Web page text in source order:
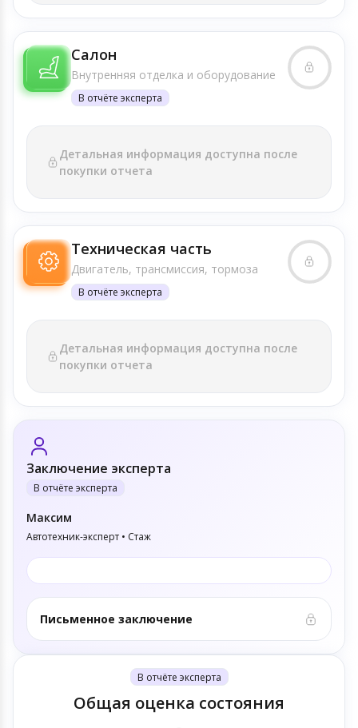
Салон
Внутренняя отделка и оборудование
В отчёте эксперта
Детальная информация доступна после
покупки отчета
Техническая часть
Двигатель, трансмиссия, тормоза
В отчёте эксперта
Детальная информация доступна после
покупки отчета
Заключение эксперта
В отчёте эксперта
Максим
Автотехник-эксперт • Стаж
Письменное заключение
В отчёте эксперта
Общая оценка состояния